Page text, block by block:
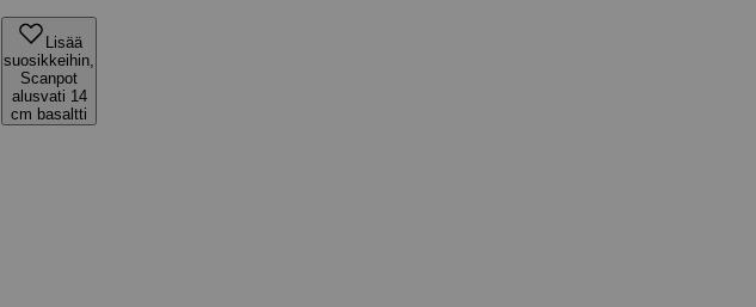
Lisää
suosikkeihin,
Scanpot
alusvati 14
cm basaltti